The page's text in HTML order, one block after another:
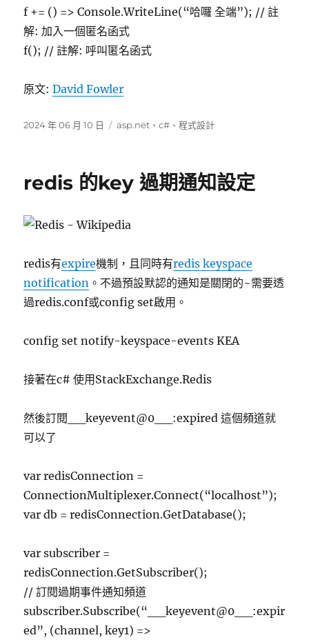
f += () => Console.WriteLine(“哈囉 全端”); // 註
解: 加入一個匿名函式
f(); // 註解: 呼叫匿名函式
原文:David Fowler
發
2024 年 06 月 10 日
分
asp.net 、c# 、程式設計
redis 的key 過期通知設定
redis有expire機制，且同時有redis keyspace
notification 。不過預設默認的通知是關閉的~需要透
過redis.conf或config set啟用。
config set notify-keyspace-events KEA
接著在c# 使用StackExchange.Redis
然後訂閱__keyevent@0__:expired 這個頻道就
可以了
var redisConnection =
ConnectionMultiplexer.Connect(“localhost”);
var db = redisConnection.GetDatabase();
var subscriber =
redisConnection.GetSubscriber();
// 訂閱過期事件通知頻道
subscriber.Subscribe(“__keyevent@0__:expir
ed”, (channel, key1) =>